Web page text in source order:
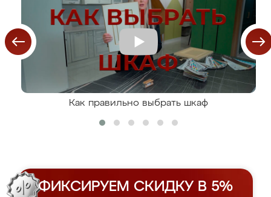
Как правильно выбрать шкаф
ФИКСИРУЕМ СКИДКУ В 5%